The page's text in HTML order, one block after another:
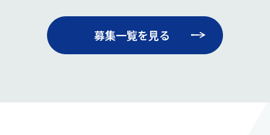
募集一覧を見る